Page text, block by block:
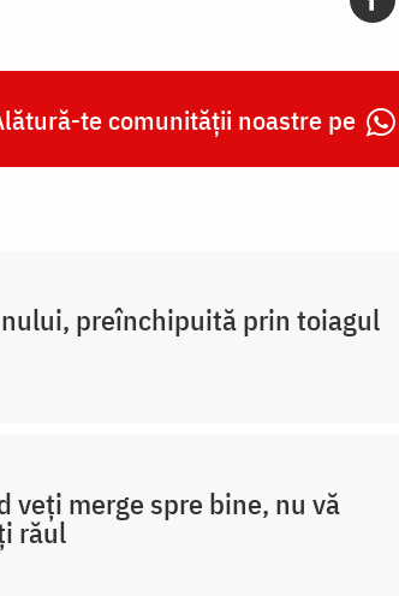
te comunității noastre pe
preînchipuită prin toiagul
veți merge spre bine, nu vă
răul